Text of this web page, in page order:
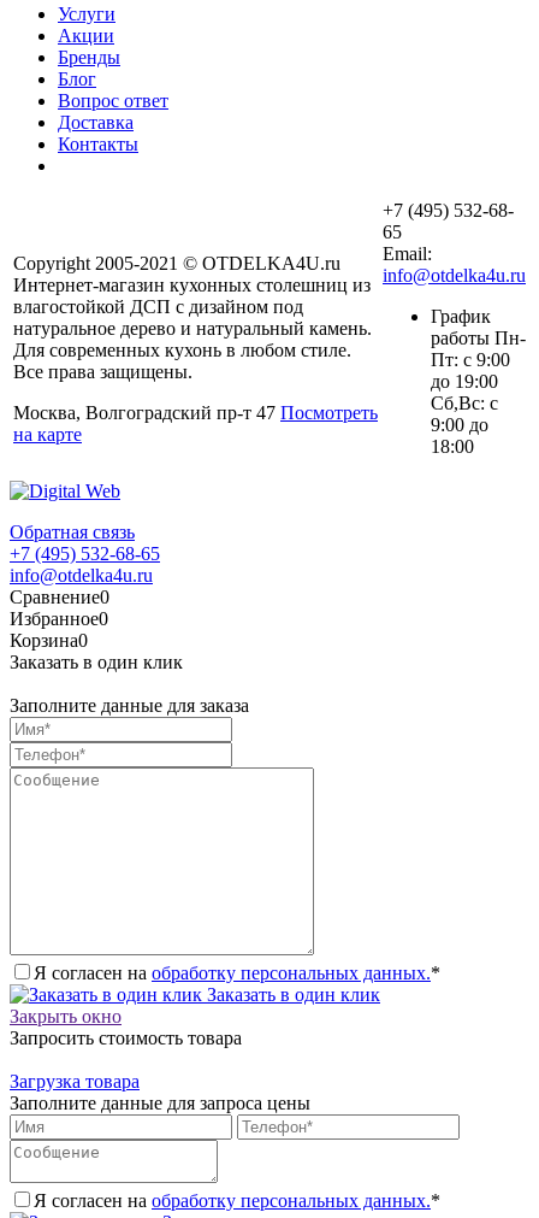
Услуги
Акции
Бренды
Блог
Вопрос ответ
Доставка
Контакты
Copyright 2005-2021 © OTDELKA4U.ru
Интернет-магазин кухонных столешниц из
влагостойкой ДСП с дизайном под
натуральное дерево и натуральный камень.
Для современных кухонь в любом стиле.
Все права защищены.
Москва, Волгоградский пр-т 47 Посмотреть
на карте
+7 (495) 532-68-
65
Email:
info@otdelka4u.ru
График
работы Пн-
Пт: с 9:00
до 19:00
Сб,Вс: с
9:00 до
18:00
Обратная связь
+7 (495) 532-68-65
info@otdelka4u.ru
Сравнение0
Избранное0
Корзина0
Заказать в один клик
Заполните данные для заказа
Я согласен на обработку персональных данных.*
Заказать в один клик
Закрыть окно
Запросить стоимость товара
Загрузка товара
Заполните данные для запроса цены
Я согласен на обработку персональных данных.*